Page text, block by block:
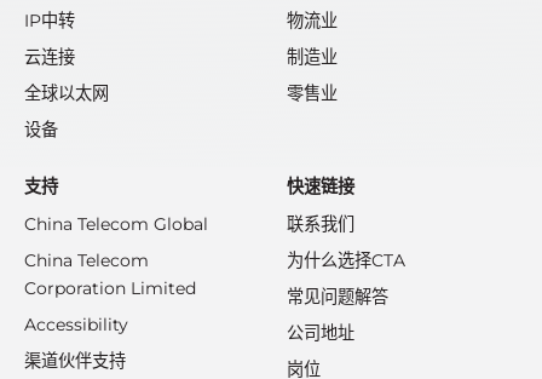
IP中转
云连接
全球以太网
设备
物流业
制造业
零售业
支持
China Telecom Global
China Telecom
Corporation Limited
Accessibility
渠道伙伴支持
快速链接
联系我们
为什么选择CTA
常见问题解答
公司地址
岗位